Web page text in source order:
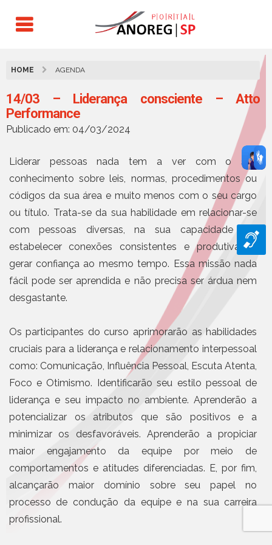
HOME AGENDA
14/03 – Liderança consciente – Atto
Performance
Publicado em: 04/03/2024
Liderar pessoas nada tem a ver com o seu
conhecimento sobre leis, normas, procedimentos ou
códigos da sua área e muito menos com o seu cargo
ou título. Trata-se da sua habilidade em relacionar-se
com pessoas diversas, na sua capacidade em
estabelecer conexões consistentes e produtivas e
gerar confiança ao mesmo tempo. Essa missão nada
fácil pode ser aprendida e não precisa ser árdua nem
desgastante.
Os participantes do curso aprimorarão as habilidades
cruciais para a liderança e relacionamento interpessoal
como: Comunicação, Influência Pessoal, Escuta Atenta,
Foco e Otimismo. Identificarão seu estilo pessoal de
liderança e seu impacto no ambiente. Aprenderão a
potencializar os atributos que são positivos e a
minimizar os desfavoráveis. Aprenderão a propiciar
maior engajamento da equipe por meio de
comportamentos e atitudes diferenciadas. E, por fim,
alcançarão maior domínio sobre seu papel no
processo de condução da equipe e na sua carreira
profissional.